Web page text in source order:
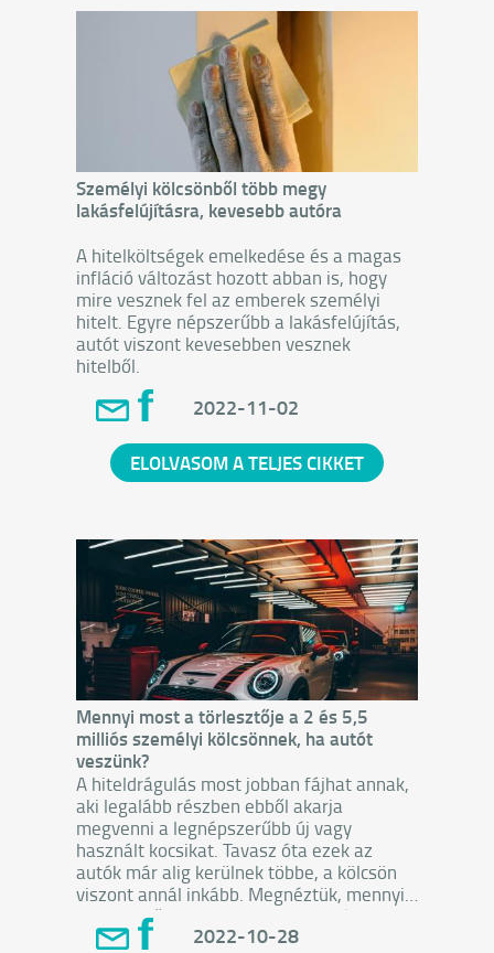
Személyi kölcsönből több megy
lakásfelújításra, kevesebb autóra
A hitelköltségek emelkedése és a magas
infláció változást hozott abban is, hogy
mire vesznek fel az emberek személyi
hitelt. Egyre népszerűbb a lakásfelújítás,
autót viszont kevesebben vesznek
hitelből.
2022-11-02
ELOLVASOM A TELJES CIKKET
Mennyi most a törlesztője a 2 és 5,5
milliós személyi kölcsönnek, ha autót
veszünk?
A hiteldrágulás most jobban fájhat annak,
aki legalább részben ebből akarja
megvenni a legnépszerűbb új vagy
használt kocsikat. Tavasz óta ezek az
autók már alig kerülnek többe, a kölcsön
viszont annál inkább. Megnéztük, mennyi
a törlesztője egy ehhez felvett 2 és 5,5
milliós hitelnek.2022-10-28